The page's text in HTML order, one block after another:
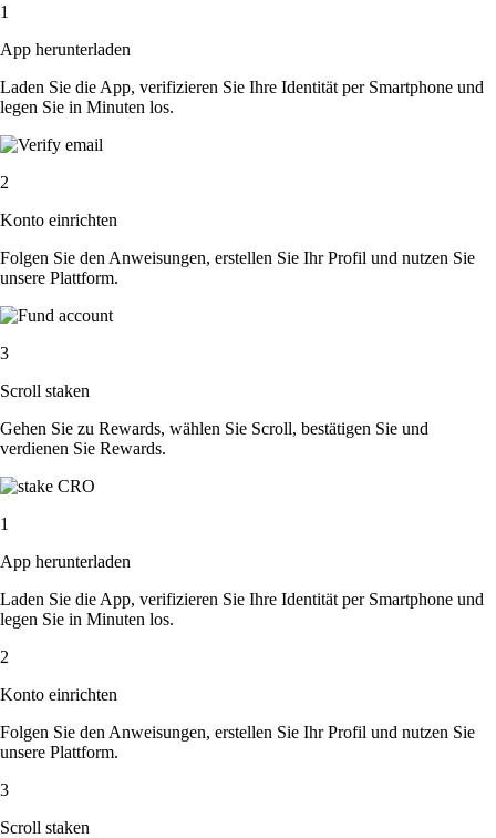
1
App herunterladen
Laden Sie die App, verifizieren Sie Ihre Identität per Smartphone und
legen Sie in Minuten los.
2
Konto einrichten
Folgen Sie den Anweisungen, erstellen Sie Ihr Profil und nutzen Sie
unsere Plattform.
3
Scroll staken
Gehen Sie zu Rewards, wählen Sie Scroll, bestätigen Sie und
verdienen Sie Rewards.
1
App herunterladen
Laden Sie die App, verifizieren Sie Ihre Identität per Smartphone und
legen Sie in Minuten los.
2
Konto einrichten
Folgen Sie den Anweisungen, erstellen Sie Ihr Profil und nutzen Sie
unsere Plattform.
3
Scroll staken